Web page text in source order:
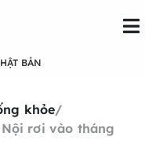
BẢN
khỏe/
rơi vào tháng